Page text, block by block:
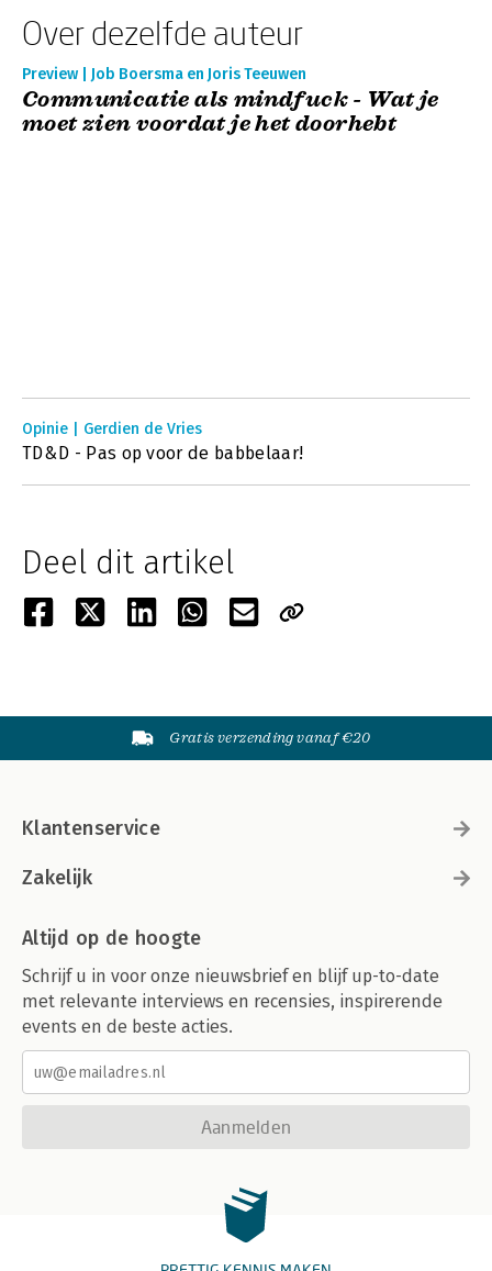
Over dezelfde auteur
Preview | Job Boersma en Joris Teeuwen
Communicatie als mindfuck - Wat je
moet zien voordat je het doorhebt
Opinie | Gerdien de Vries
TD&D - Pas op voor de babbelaar!
Deel dit artikel
Gratis verzending vanaf €20
Klantenservice
Zakelijk
Altijd op de hoogte
Schrijf u in voor onze nieuwsbrief en blijf up-to-date
met relevante interviews en recensies, inspirerende
events en de beste acties.
Aanmelden